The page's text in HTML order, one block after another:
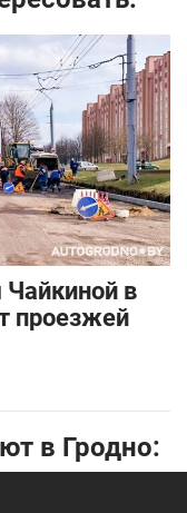
в
проезжей
в Гродно: